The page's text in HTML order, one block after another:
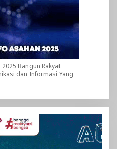
Bangun Rakyat
dan Informasi Yang